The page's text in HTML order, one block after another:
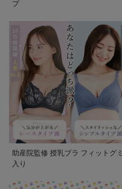
プ
助産院監修 授乳ブラ フィットグミ
入り